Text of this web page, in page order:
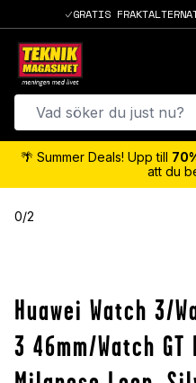
GRATIS
🌴 Summer Deals! Upp till
att du
0/2
Huawei Watch 3/
3 46mm/Watch GT